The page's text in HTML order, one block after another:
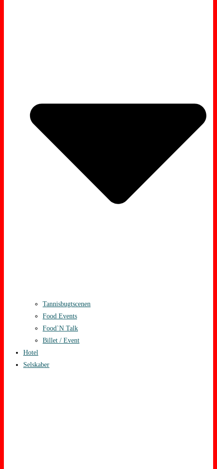
Tannisbugtscenen
Food Events
Food`N Talk
Billet / Event
Hotel
Selskaber